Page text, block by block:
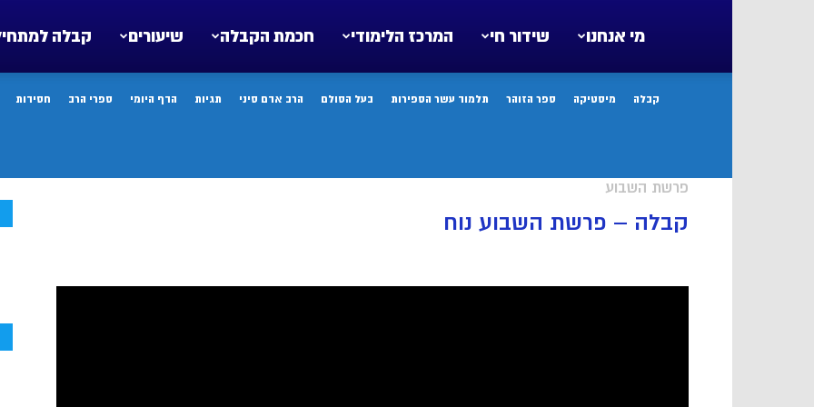
קבלה שיעורים חכמת הקבלה המרכז הלימודי שידור חי מי אנחנו
קבלה מיסטיקה ספר הזוהר תלמוד עשר הספירות בעל הסולם הרב אדם סיני תגיות הדף היומי ספרי הרב חסידות
פרשת השבוע
קבלה – פרשת השבוע נוח